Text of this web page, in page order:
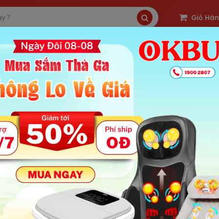
Giỏ
SP Freeship OKBUY Deal Sản Phẩm Hot
máy massage toàn thân hãng nào tốt - NIKIO
: 605 | Ngày Đăng Tin: 12-08-2025
Chính Bài
bị xa xỉ đến vật dụng không thể thiếu trong mỗi gia đình
NIKIO trở thành lựa chọn nổi bật trên thị trường?
tối ưu cho thể hình và nhu cầu sử dụng của người Việt
công nghệ mới – Tái định nghĩa trải nghiệm massage tại nhà